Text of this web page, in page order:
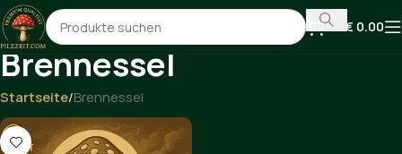
€ 0.00
Brennessel
Startseite Brennessel